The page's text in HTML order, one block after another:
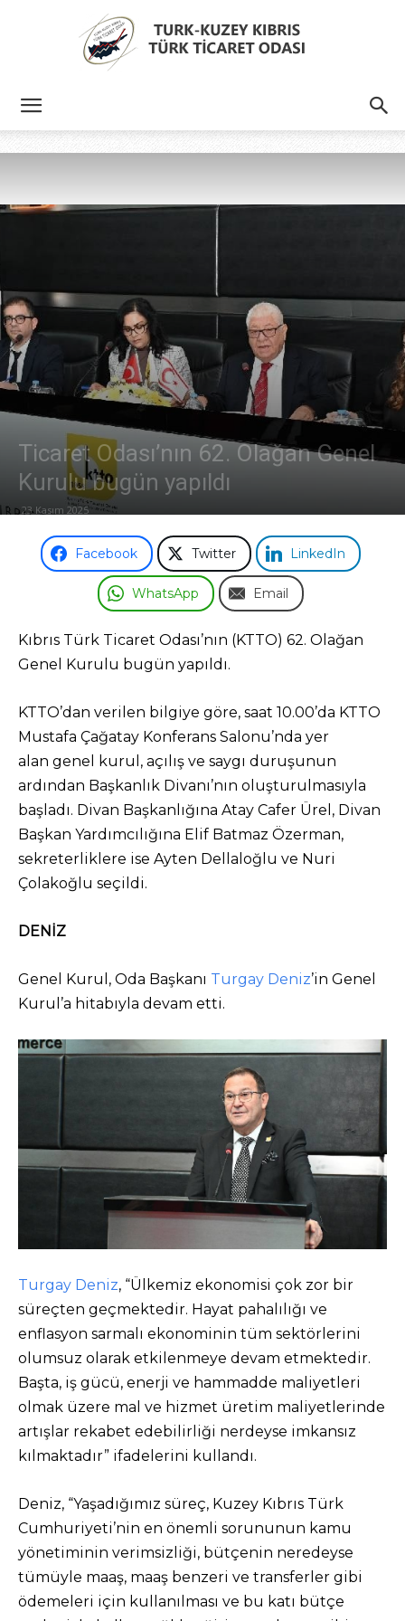
Türk
Ticaret
Odası
Ticaret Odası’nın 62. Olağan Genel
Kurulu bugün yapıldı
23 Kasım 2025
Facebook Twitter LinkedIn
WhatsApp Email
Kıbrıs Türk Ticaret Odası’nın (KTTO) 62. Olağan
Genel Kurulu bugün yapıldı.
KTTO’dan verilen bilgiye göre, saat 10.00’da KTTO
Mustafa Çağatay Konferans Salonu’nda yer
alan genel kurul, açılış ve saygı duruşunun
ardından Başkanlık Divanı’nın oluşturulmasıyla
başladı. Divan Başkanlığına Atay Cafer Ürel, Divan
Başkan Yardımcılığına Elif Batmaz Özerman,
sekreterliklere ise Ayten Dellaloğlu ve Nuri
Çolakoğlu seçildi.
DENİZ
Genel Kurul, Oda Başkanı Turgay Deniz’in Genel
Kurul’a hitabıyla devam etti.
Turgay Deniz, “Ülkemiz ekonomisi çok zor bir
süreçten geçmektedir. Hayat pahalılığı ve
enflasyon sarmalı ekonominin tüm sektörlerini
olumsuz olarak etkilenmeye devam etmektedir.
Başta, iş gücü, enerji ve hammadde maliyetleri
olmak üzere mal ve hizmet üretim maliyetlerinde
artışlar rekabet edebilirliği nerdeyse imkansız
kılmaktadır” ifadelerini kullandı.
Deniz, “Yaşadığımız süreç, Kuzey Kıbrıs Türk
Cumhuriyeti’nin en önemli sorununun kamu
yönetiminin verimsizliği, bütçenin neredeyse
tümüyle maaş, maaş benzeri ve transferler gibi
ödemeleri için kullanılması ve bu katı bütçe